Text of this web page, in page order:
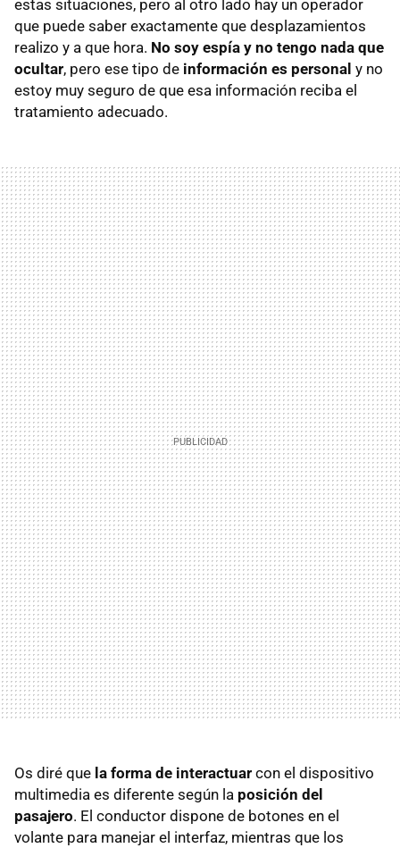
estas situaciones, pero al otro lado hay un operador
que puede saber exactamente que desplazamientos
realizo y a que hora. No soy espía y no tengo nada que
ocultar, pero ese tipo de información es personal y no
estoy muy seguro de que esa información reciba el
tratamiento adecuado.
Os diré que la forma de interactuar con el dispositivo
multimedia es diferente según la posición del
pasajero. El conductor dispone de botones en el
volante para manejar el interfaz, mientras que los